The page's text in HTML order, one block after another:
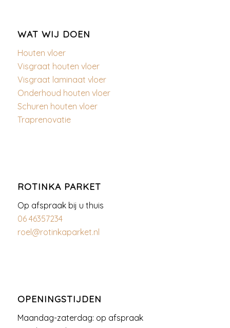
WAT WIJ DOEN
Houten vloer
Visgraat houten vloer
Visgraat laminaat vloer
Onderhoud houten vloer
Schuren houten vloer
Traprenovatie
ROTINKA PARKET
Op afspraak bij u thuis
06 46357234
roel@rotinkaparket.nl
OPENINGSTIJDEN
Maandag-zaterdag: op afspraak